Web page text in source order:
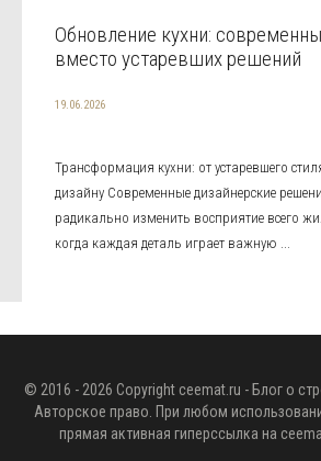
Обновление кухни:
вместо устаревших решений
19.06.2026
Трансформация кухни: от устаревшего
дизайну Современные дизайнерские
радикально изменить восприятие всего
когда каждая деталь играет важную ...
© 2016 - 2026 Copyright ceemat.ru - Блог о
Авторское право. При любом
прямая активная гиперссылка на